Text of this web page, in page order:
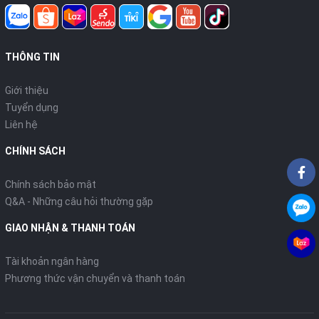
THÔNG TIN
Giới thiệu
Tuyển dụng
Liên hệ
CHÍNH SÁCH
Chính sách bảo mật
Q&A - Những câu hỏi thường gặp
GIAO NHẬN & THANH TOÁN
Tài khoản ngân hàng
Phương thức vận chuyển và thanh toán